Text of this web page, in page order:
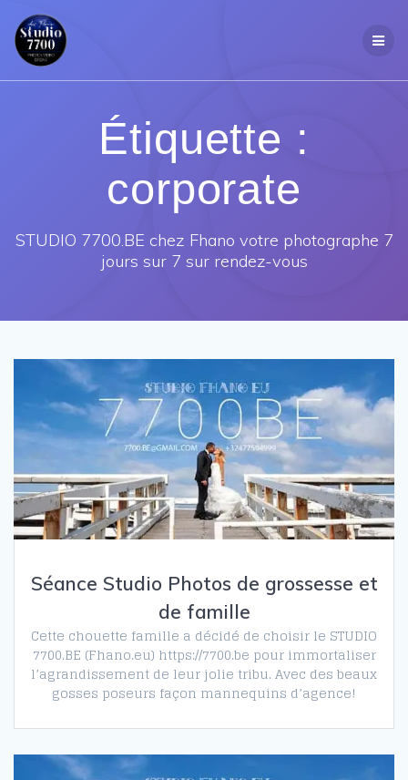
Étiquette :
corporate
STUDIO 7700.BE chez Fhano votre photographe 7
jours sur 7 sur rendez-vous
Séance Studio Photos de grossesse et
de famille
Cette chouette famille a décidé de choisir le STUDIO
7700.BE (Fhano.eu) https://7700.be pour immortaliser
l’agrandissement de leur jolie tribu. Avec des beaux
gosses poseurs façon mannequins d’agence!